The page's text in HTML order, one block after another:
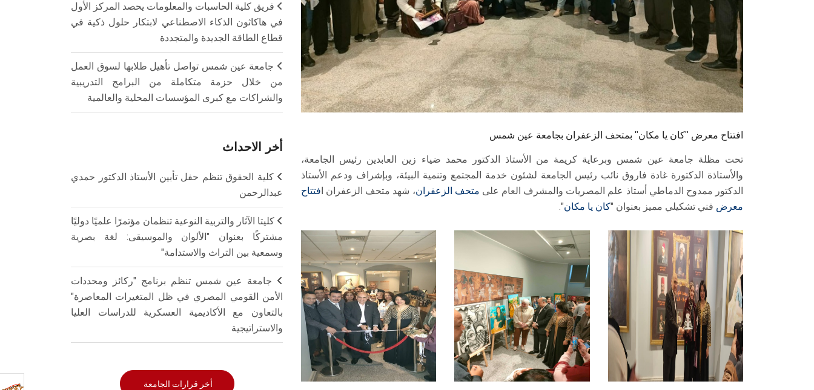
افتتاح معرض "كان يا مكان" بمتحف الزعفران بجامعة عين شمس
تحت مظلة جامعة عين شمس وبرعاية كريمة من الأستاذ الدكتور محمد ضياء زين العابدين رئيس الجامعة،
والأستاذة الدكتورة غادة فاروق نائب رئيس الجامعة لشئون خدمة المجتمع وتنمية البيئة، وبإشراف ودعم الأستاذ
الدكتور ممدوح الدماطي أستاذ علم المصريات والمشرف العام على متحف الزعفران، شهد متحف الزعفران افتتاح
معرض فني تشكيلي مميز بعنوان "كان يا مكان".
فريق كلية الحاسبات والمعلومات يحصد المركز الأول
في هاكاثون الذكاء الاصطناعي لابتكار حلول ذكية في
قطاع الطاقة الجديدة والمتجددة
جامعة عين شمس تواصل تأهيل طلابها لسوق العمل
من خلال حزمة متكاملة من البرامج التدريبية
والشراكات مع كبرى المؤسسات المحلية والعالمية
أخر الاحداث
كلية الحقوق تنظم حفل تأبين الأستاذ الدكتور حمدي
عبدالرحمن
كليتا الآثار والتربية النوعية تنظمان مؤتمرًا علميًا دوليًا
مشتركًا بعنوان "الألوان والموسيقى: لغة بصرية
وسمعية بين التراث والاستدامة"
جامعة عين شمس تنظم برنامج "ركائز ومحددات
الأمن القومي المصري في ظل المتغيرات المعاصرة"
بالتعاون مع الأكاديمية العسكرية للدراسات العليا
والاستراتيجية
أخر قرارات الجامعة